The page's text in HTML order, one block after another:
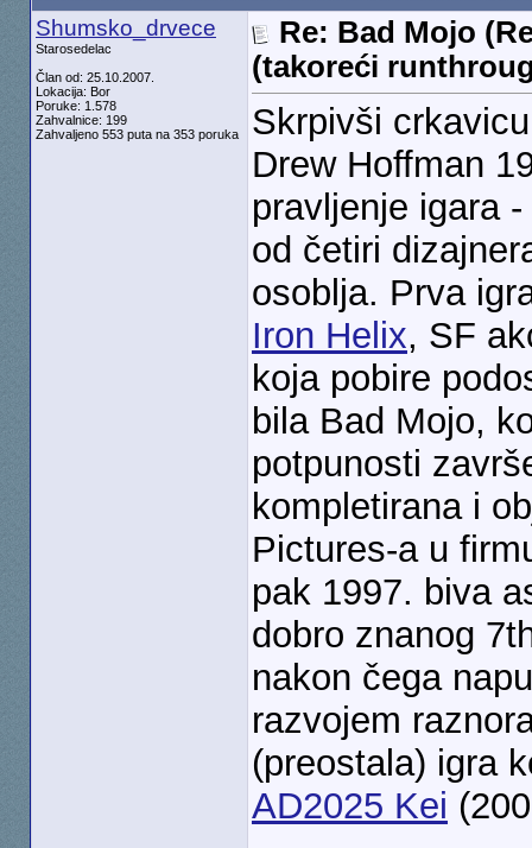
Shumsko_drvece
Starosedelac
Član od: 25.10.2007.
Lokacija: Bor
Poruke: 1.578
Zahvalnice: 199
Zahvaljeno 553 puta na 353 poruka
Re: Bad Mojo
(takoreći
Skrpivši
Drew Hoffman
pravljenje igara
od četiri
osoblja. Prva
Iron Helix, SF
koja pobire
bila Bad Mojo,
potpunosti
kompletirana i
Pictures-a u
pak 1997. biva
dobro znanog
nakon čega
razvojem
(preostala) igra
AD2025 Kei